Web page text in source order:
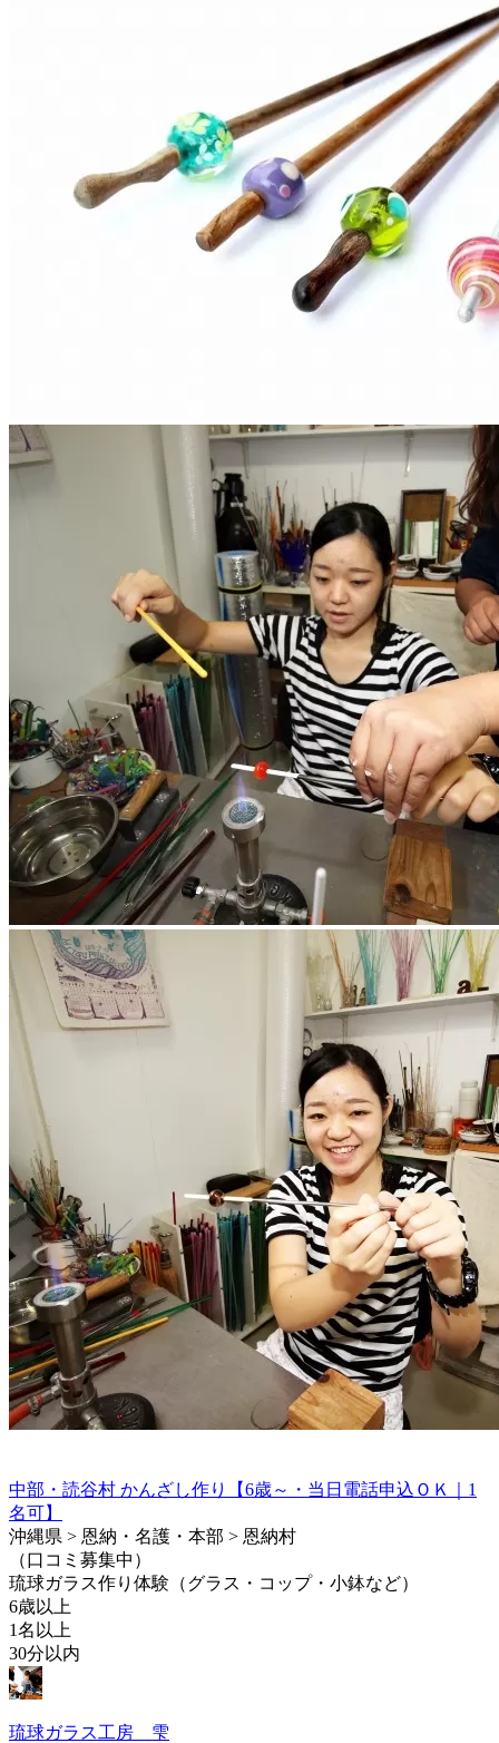
中部・読谷村 かんざし作り【6歳～・当日電話申込ＯＫ｜1
名可】
沖縄県 > 恩納・名護・本部 > 恩納村
（口コミ募集中）
琉球ガラス作り体験（グラス・コップ・小鉢など）
6歳以上
1名以上
30分以内
琉球ガラス工房 雫